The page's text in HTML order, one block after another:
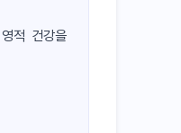
적 건강을